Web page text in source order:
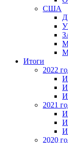
США
Итоги
2022
2021
2020